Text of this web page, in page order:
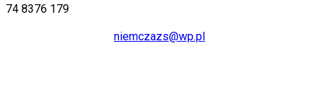
74 8376 179
niemczazs@wp.pl